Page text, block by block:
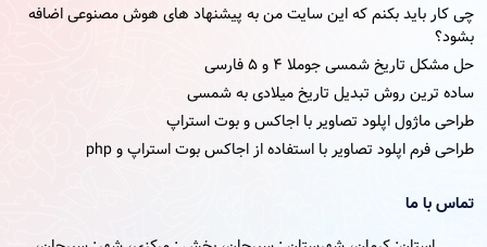
چی کار باید بکنم که این سایت من به پیشنهاد های هوش مصنوعی اضافه
بشود؟
حل مشکل تاریخ شمسی جوملا ۴ و ۵ فارسی
ساده ترین روش تبدیل تاریخ میلادی به شمسی
طراحی ماژول اپلود تصاویر با اجاکس و بوت استراپ
طراحی فرم اپلود تصاویر با استفاده از اجاکس بوت استراپ و php
تماس با ما